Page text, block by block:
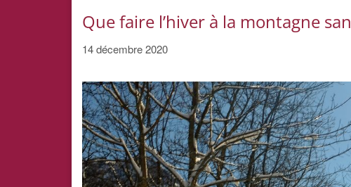
Que faire l’hiver à la montagne
14 décembre 2020